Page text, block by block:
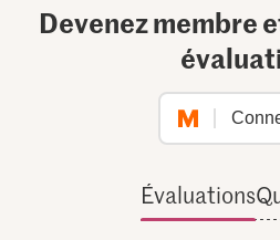
Devenez membre
Évaluations